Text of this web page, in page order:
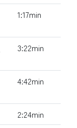
1:17min
3:22min
4:42min
2:24min